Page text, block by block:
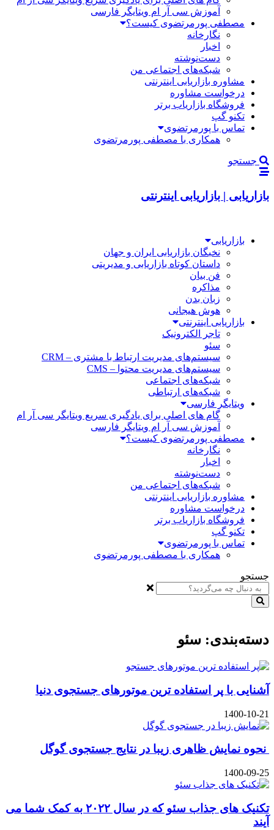
آموزش سی آر ام ویتایگر فارسی
مصطفی پورمرتضوی کیست؟
نگارخانه
اخبار
دست‌نوشته
شبکه‌های اجتماعی من
مشاوره بازاریابی اینترنتی
درخواست مشاوره
فروشگاه بازاریاب برتر
تکنو گپ
تماس با پورمرتضوی
همکاری با مصطفی پورمرتضوی
جستجو
بازاریابی | بازاریابی اینترنتی
بازاریابی
نخبگان بازاریابی ایران و جهان
داستان کوتاه بازاریابی و مدیریتی
فن بیان
مذاکره
زبان بدن
هوش هیجانی
بازاریابی اینترنتی
تاجر الکترونیک
سئو
سیستم‌های مدیریت ارتباط با مشتری – CRM
سیستم‌های مدیریت محتوا – CMS
شبکه‌های اجتماعی
شبکه‌های ارتباطی
ویتایگر فارسی
گام های اصلی برای یادگیری سریع ویتایگر سی آر ام
آموزش سی آر ام ویتایگر فارسی
مصطفی پورمرتضوی کیست؟
نگارخانه
اخبار
دست‌نوشته
شبکه‌های اجتماعی من
مشاوره بازاریابی اینترنتی
درخواست مشاوره
فروشگاه بازاریاب برتر
تکنو گپ
تماس با پورمرتضوی
همکاری با مصطفی پورمرتضوی
جستجو
دسته‌بندی: سئو
آشنایی با پر استفاده ترین موتورهای جستجوی دنیا
1400-10-21
نحوه نمایش ظاهری زیبا در نتایج جستجوی گوگل
1400-09-25
تکنیک های جذاب سئو که در سال ۲۰۲۲ به کمک شما می
آیند